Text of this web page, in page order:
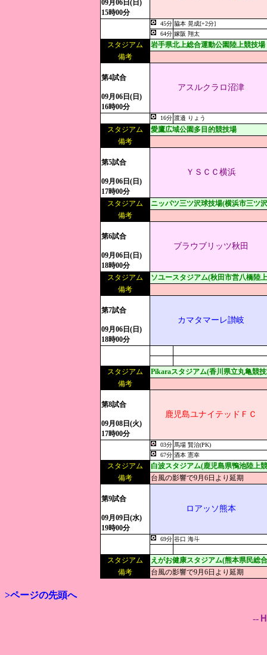
09月06日(日)
15時00分
45分 脇本 晃成[+2分]
64分 嫁阪 翔太
スタジアム
岩手県北上総合運動公園陸上競技場
備考
第4試合
09月06日(日)
16時00分
アスルクラロ沼津
16分 渡邉 りょう
スタジアム
愛鷹広域公園多目的競技場
備考
第5試合
09月06日(日)
17時00分
ＹＳＣＣ横浜
スタジアム
ニッパツ三ツ沢球技場(横浜市三ツ
備考
第6試合
09月06日(日)
18時00分
ブラウブリッツ秋田
スタジアム
ソユースタジアム(秋田市営八橋陸
備考
第7試合
09月06日(日)
18時00分
カマタマーレ讃岐
スタジアム
Pikaraスタジアム(香川県立丸亀競
備考
第8試合
09月08日(火)
17時00分
鹿児島ユナイテッドＦＣ
03分 馬場 賢治(PK)
67分 酒本 憲幸
スタジアム
白波スタジアム(鹿児島県鴨池陸上
備考
台風の影響で9月6日より延期
第9試合
09月09日(水)
19時00分
ロアッソ熊本
69分 谷口 海斗
スタジアム
えがお健康スタジアム(熊本県民総
備考
台風の影響で9月6日より延期
>ページの先頭へ
--